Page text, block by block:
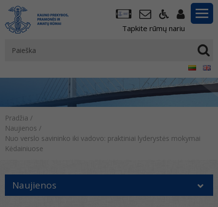
Tapkite rūmų nariu
Pradžia /
Naujienos /
Nuo verslo savininko iki vadovo: praktiniai lyderystės mokymai
Kėdainiuose
Naujienos